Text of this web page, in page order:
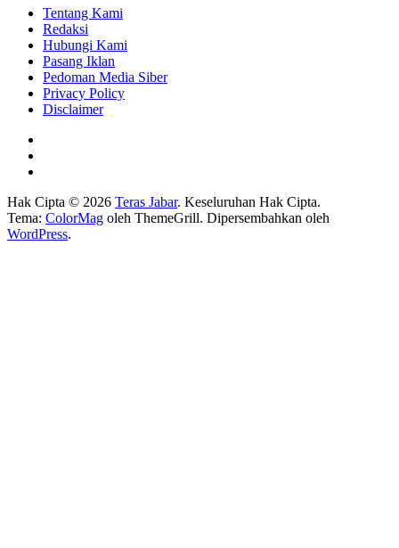
Tentang Kami
Redaksi
Hubungi Kami
Pasang Iklan
Pedoman Media Siber
Privacy Policy
Disclaimer
Hak Cipta © 2026 Teras Jabar. Keseluruhan Hak Cipta.
Tema: ColorMag oleh ThemeGrill. Dipersembahkan oleh
WordPress.